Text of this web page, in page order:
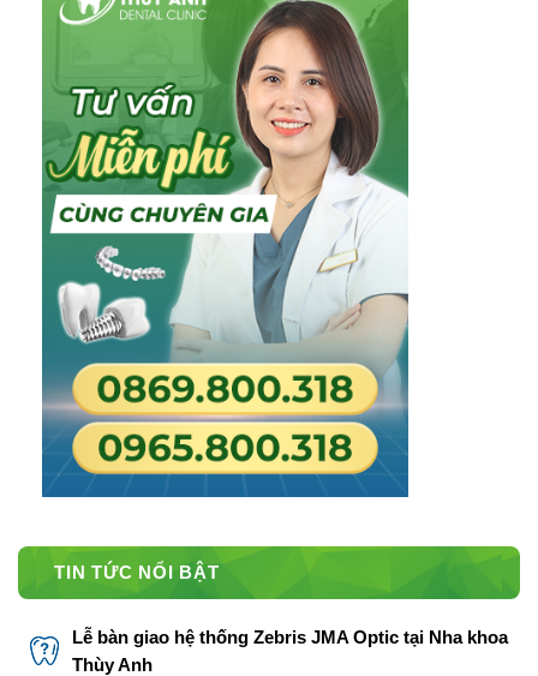
TIN TỨC NỔI BẬT
Lễ bàn giao hệ thống Zebris JMA Optic tại Nha khoa
Thùy Anh